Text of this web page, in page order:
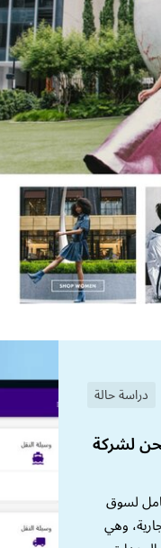
دراسة حالة
لشركة
لسوق
وهي